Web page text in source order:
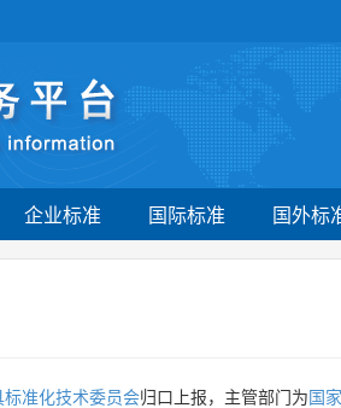
企业标准 国际标准 国外标
准化技术委员会归口上报，主管部门为国